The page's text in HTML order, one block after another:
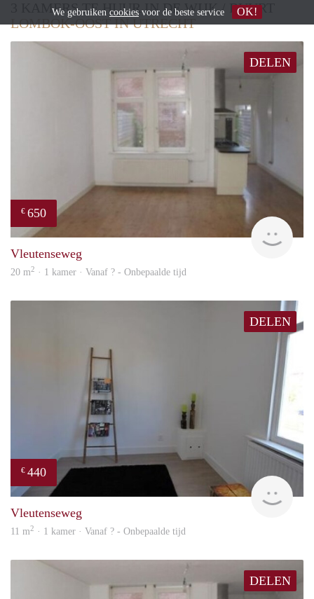
3 KAMERS TE HUUR IN DE WIJK / BUURT
LOMBOK-OOST IN UTRECHT
DELEN
€ 650
Vleutenseweg
20 m2 · 1 kamer · Vanaf ? - Onbepaalde tijd
DELEN
€ 440
Vleutenseweg
11 m2 · 1 kamer · Vanaf ? - Onbepaalde tijd
DELEN
We gebruiken cookies voor de beste service OK!